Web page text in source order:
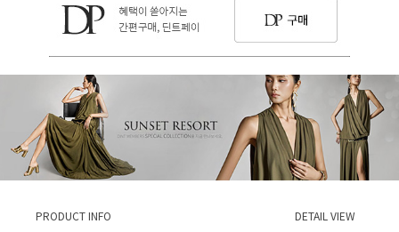
PRODUCT INFO DETAIL VIEW